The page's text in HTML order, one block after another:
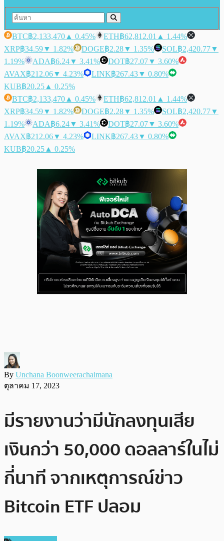
BTC฿2,133,470 ▲ 0.45% ETH฿62,812.01 ▲ 1.44%
XRP฿34.59▼ 1.82% DOGE฿2.28▼ 1.35% SOL฿2,420.77▼
1.19%
ADA฿6.24▼ 3.41% DOT฿27.07▼ 3.60%
AVAX฿212.06▼ 4.23% LINK฿267.43▼ 0.80%
KUB฿20.25 ▲ 0.25%
BTC฿2,133,470 ▲ 0.45% ETH฿62,812.01 ▲ 1.44%
XRP฿34.59▼ 1.82% DOGE฿2.28▼ 1.35% SOL฿2,420.77▼
1.19%
ADA฿6.24▼ 3.41% DOT฿27.07▼ 3.60%
AVAX฿212.06▼ 4.23% LINK฿267.43▼ 0.80%
KUB฿20.25 ▲ 0.25%
By Unchana Boonweerachaimana
ตุลาคม 17, 2023
มีรายงานว่ามีนักลงทุนเสีย
เงินกว่า 50,000 ดอลลาร์ในไม่
กี่นาที จากเหตุการณ์ข่าว
Bitcoin ETF ปลอม